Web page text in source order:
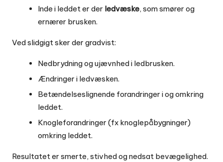
Inde i leddet er der ledvæske, som smører og
ernærer brusken.
Ved slidgigt sker der gradvist:
Nedbrydning og ujævnhed i ledbrusken.
Ændringer i ledvæsken.
Betændelseslignende forandringer i og omkring
leddet.
Knogleforandringer (fx knoglepåbygninger)
omkring leddet.
Resultatet er smerte, stivhed og nedsat bevægelighed.